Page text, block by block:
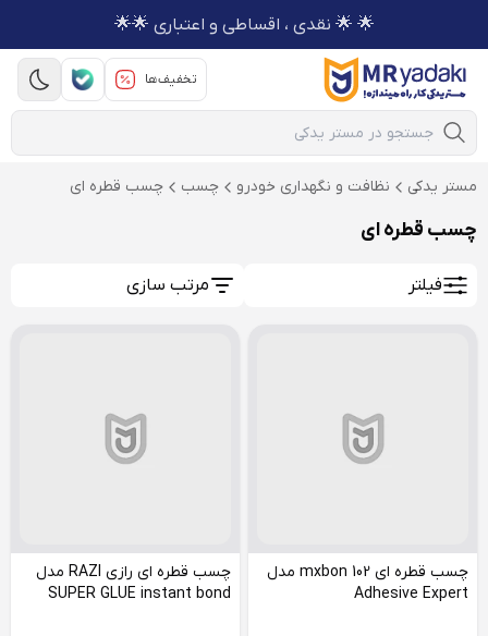
🌟 🌟 نقدی ، اقساطی و اعتباری 🌟🌟
تخفیف‌ها
Mobile Search
مستر یدکی نظافت و نگهداری خودرو چسب چسب قطره ای
چسب قطره ای
فیلتر مرتب سازی
چسب قطره ای 102 mxbon مدل
Adhesive Expert
چسب قطره ای رازی RAZI مدل
SUPER GLUE instant bond